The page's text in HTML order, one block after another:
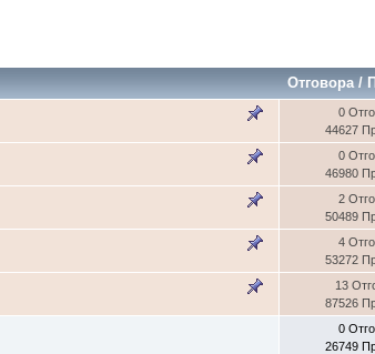
Отговора/
0
44627
0
46980
2
50489
4
53272
13
87526
0
26749